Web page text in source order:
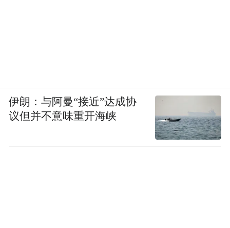
伊朗：与阿曼“接近”达成协
议但并不意味重开海峡